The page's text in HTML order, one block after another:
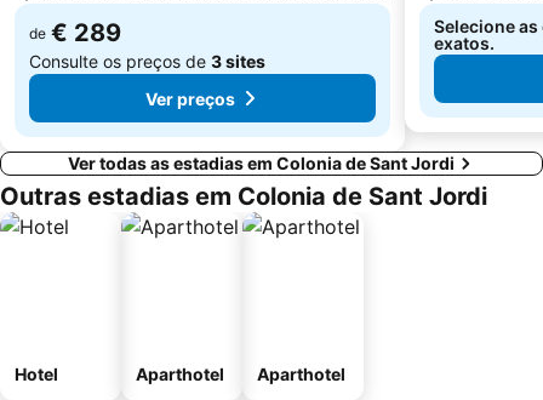
de € 289
Consulte os preços de 3 sites
Ver preços
Selecione
exatos.
Ver todas as estadias em Colonia de Sant Jordi
Outras estadias em Colonia de Sant Jordi
Hotel Aparthotel Aparthotel